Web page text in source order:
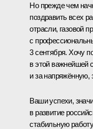
Но прежде чем
поздравить всех
отрасли, газовой
с
3 сентября. Хочу
в этой важнейшей
и за напряжённую,
Ваши успехи,
в развитие
стабильную